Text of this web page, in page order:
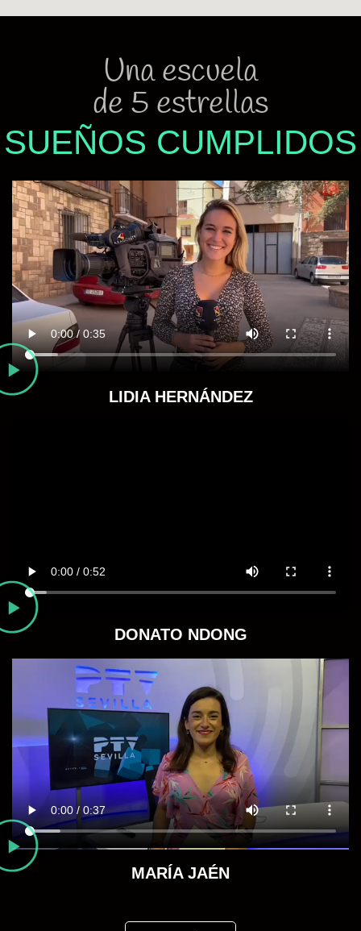
Una escuela
de 5 estrellas
SUEÑOS CUMPLIDOS
LIDIA HERNÁNDEZ
DONATO NDONG
MARÍA JAÉN​